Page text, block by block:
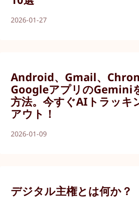
2026-01-27
Android、Gmail、
GoogleアプリのGemini
方法。今すぐAIトラッキ
アウト！
2026-01-09
デジタル主権とは何か？